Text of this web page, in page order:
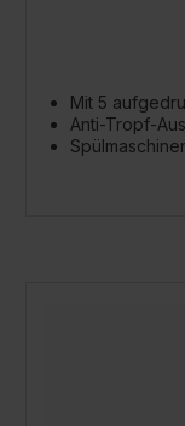
Mit 5
Anti-Tropf-